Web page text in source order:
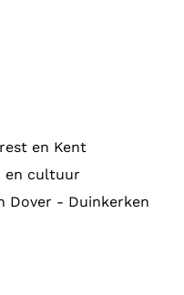
en Kent
en cultuur
Dover - Duinkerken